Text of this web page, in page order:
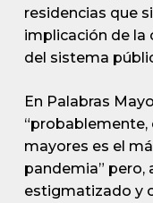
residencias que
implicación de la
del sistema
En Palabras
“probablemente,
mayores es el
pandemia” pero,
estigmatizado y